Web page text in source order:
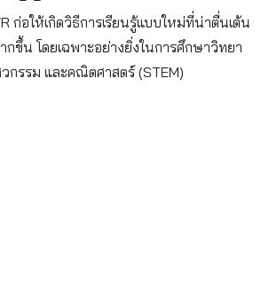
ก่อให้เกิดวิธีการเรียนรู้แบบใหม่ที่น่าตื่นเต้น
ขึ้น โดยเฉพาะอย่างยิ่งในการศึกษาวิทยา
วกรรม และคณิตศาสตร์ (STEM)